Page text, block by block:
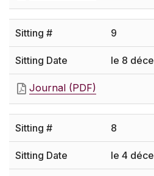
9
le 8
Journal (PDF)
8
le 4